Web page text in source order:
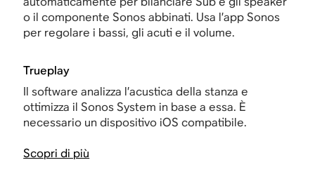
o il componente Sonos abbinati. Usa l’app Sonos
per regolare i bassi, gli acuti e il volume.
Trueplay
Il software analizza l’acustica della stanza e
ottimizza il Sonos System in base a essa. È
necessario un dispositivo iOS compatibile.
Scopri di più